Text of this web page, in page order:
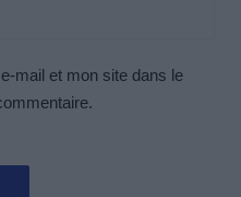
mail et mon site dans le